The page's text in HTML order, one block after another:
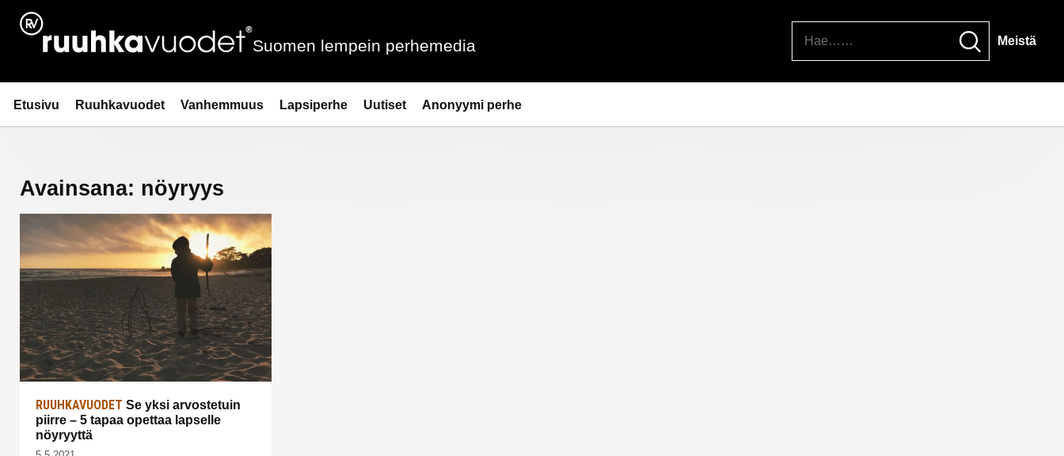
Siirry
sisältöön
Ruuhkavuodet.fi
Suomen lempein perhemedia Meistä
Etusivu Ruuhkavuodet Vanhemmuus Lapsiperhe Uutiset Anonyymi perhe
Avainsana: nöyryys
RUUHKAVUODET Se yksi arvostetuin
piirre – 5 tapaa opettaa lapselle
nöyryyttä